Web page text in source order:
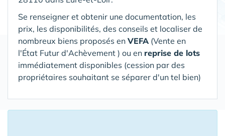
Se renseigner et obtenir une documentation, les
prix, les disponibilités, des conseils et localiser de
nombreux biens proposés en VEFA (Vente en
l'État Futur d'Achèvement ) ou en reprise de lots
immédiatement disponibles (cession par des
propriétaires souhaitant se séparer d'un tel bien)